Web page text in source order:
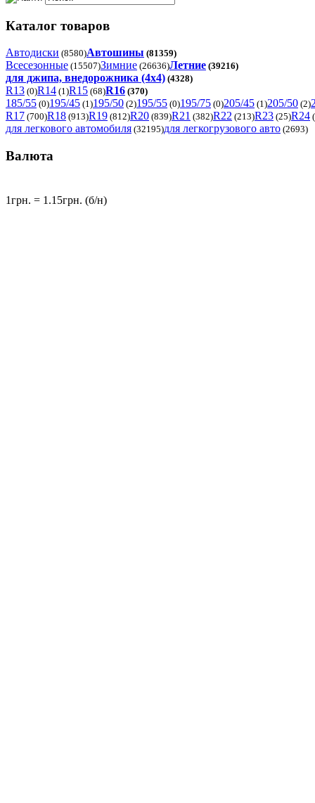
Каталог товаров
Автодиски (8580)Автошины (81359)
Всесезонные (15507)Зимние (26636)Летние (39216)
для джипа, внедорожника (4x4) (4328)
R13 (0)R14 (1)R15 (68)R16 (370)
185/55 (0)195/45 (1)195/50 (2)195/55 (0)195/75 (0)205/45 (1)205/50 (2)
R17 (700)R18 (913)R19 (812)R20 (839)R21 (382)R22 (213)R23 (25)R24
для легкового автомобиля (32195)для легкогрузового авто (2693)
Валюта
1грн. = 1.15грн. (б/н)